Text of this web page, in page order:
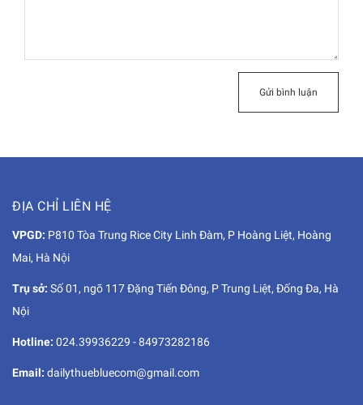
Gửi bình luận
ĐỊA CHỈ LIÊN HỆ
VPGD: P810 Tòa Trung Rice City Linh Đàm, P Hoàng Liệt, Hoàng
Mai, Hà Nội
Trụ sở: Số 01, ngõ 117 Đặng Tiến Đông, P Trung Liệt, Đống Đa, Hà
Nội
Hotline: 024.39936229 -84973282186
Email: dailythuebluecom@gmail.com